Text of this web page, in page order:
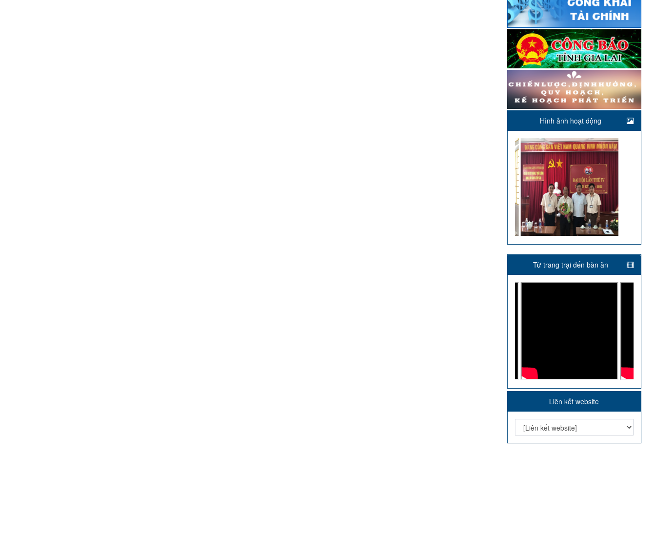
Hình ảnh hoạt động
Từ trang trại đến bàn ăn
Liên kết website